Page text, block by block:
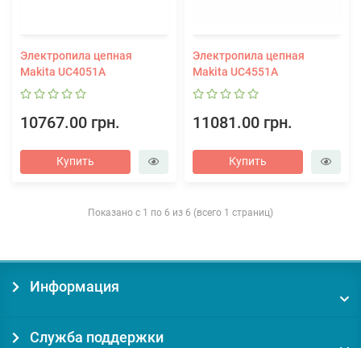
Электропила цепная
Makita UC4051A
10767.00 грн.
Купить
Электропила цепная
Makita UC4551A
11081.00 грн.
Купить
Показано с 1 по 6 из 6 (всего 1 страниц)
Информация
Служба поддержки